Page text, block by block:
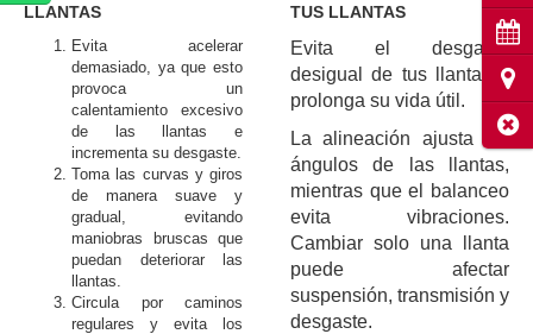
LLANTAS
Evita acelerar
demasiado, ya que esto
provoca un
calentamiento excesivo
de las llantas e
incrementa su desgaste.
Toma las curvas y giros
de manera suave y
gradual, evitando
maniobras bruscas que
puedan deteriorar las
llantas.
Circula por caminos
regulares y evita los
TUS LLANTAS
Evita el desgaste
desigual de tus llantas y
prolonga su vida útil.
La alineación ajusta los
ángulos de las llantas,
mientras que el balanceo
evita vibraciones.
Cambiar solo una llanta
puede afectar
suspensión, transmisión y
desgaste.